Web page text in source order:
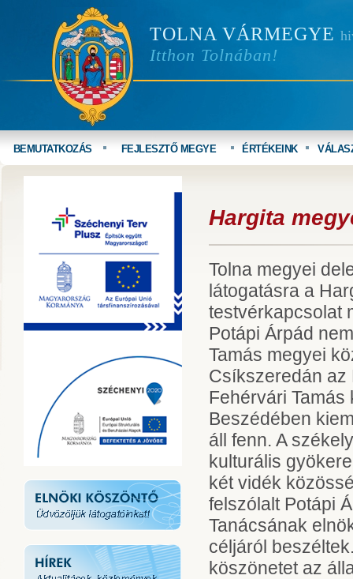
TOLNA VÁRMEGYE
Itthon Tolnában!
BEMUTATKOZÁS FEJLESZTŐ MEGYE ÉRTÉKEINK
Hargita
Tolna megyei
látogatásra a
testvérkapcsolat
Potápi Árpád
Tamás megyei
Csíkszeredán az
Fehérvári
Beszédében
áll fenn. A
kulturális
két vidék
felszólalt Potápi
Tanácsának
céljáról
köszönetet az